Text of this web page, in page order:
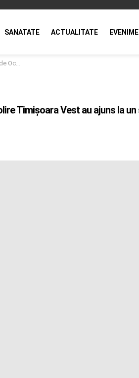
SANATATE ACTUALITATE
fizic de 6%
Timișoara Vest au ajuns la